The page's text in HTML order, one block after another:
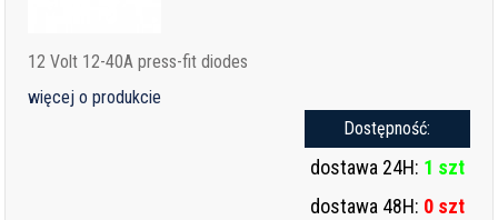
12 Volt 12-40A press-fit diodes
więcej o produkcie
Dostępność:
dostawa 24H: 1 szt
dostawa 48H: 0 szt